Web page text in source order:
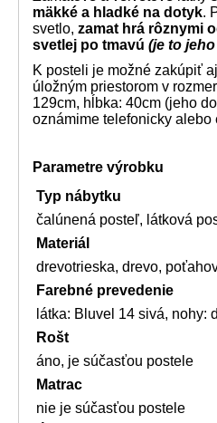
mäkké a hladké na dotyk.
svetlo, zamat hrá rôznymi
svetlej po tmavú (je to
K posteli je možné zakúpiť
úložným priestorom v
129cm, hĺbka: 40cm (jeho
oznámime telefonicky alebo
Parametre výrobku
Typ nábytku
čalúnená posteľ, látková
Materiál
drevotrieska, drevo,
Farebné prevedenie
látka: Bluvel 14 sivá, nohy:
Rošt
áno, je súčasťou postele
Matrac
nie je súčasťou postele